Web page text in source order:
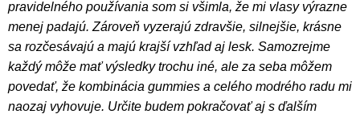
pravidelného používania som si všimla, že mi vlasy výrazne
menej padajú. Zároveň vyzerajú zdravšie, silnejšie, krásne
sa rozčesávajú a majú krajší vzhľad aj lesk. Samozrejme
každý môže mať výsledky trochu iné, ale za seba môžem
povedať, že kombinácia gummies a celého modrého radu mi
naozaj vyhovuje. Určite budem pokračovať aj s ďalším